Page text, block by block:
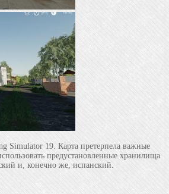
Simulator 19. Карта претерпела важные
предустановленные хранилища
и, конечно же, испанский.